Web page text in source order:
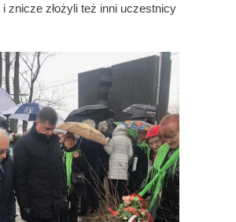
znicze złożyli też inni uczestnicy